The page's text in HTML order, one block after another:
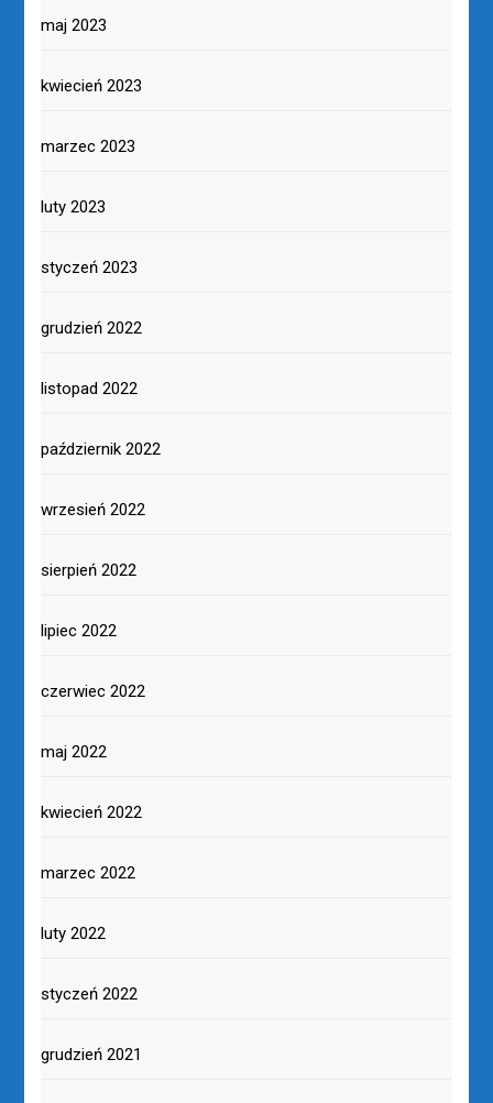
maj 2023
kwiecień 2023
marzec 2023
luty 2023
styczeń 2023
grudzień 2022
listopad 2022
październik 2022
wrzesień 2022
sierpień 2022
lipiec 2022
czerwiec 2022
maj 2022
kwiecień 2022
marzec 2022
luty 2022
styczeń 2022
grudzień 2021